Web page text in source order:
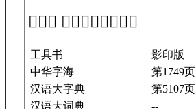
「𪗩」 在工具书中的解释
工具书 影印版
中华字海
第1749页
汉语大字典
第5107页
汉语大词典
--